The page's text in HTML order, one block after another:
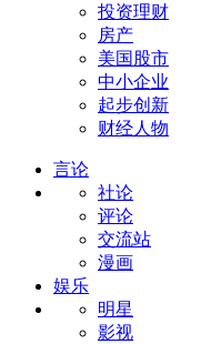
投资理财
房产
美国股市
中小企业
起步创新
财经人物
言论
社论
评论
交流站
漫画
娱乐
明星
影视